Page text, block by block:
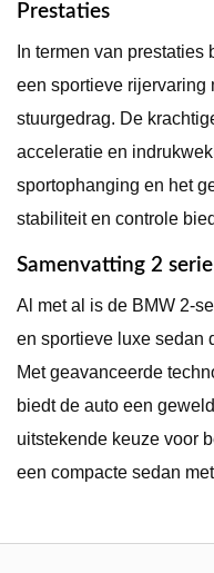
Prestaties
In termen van
een sportieve rijervaring
stuurgedrag. De
acceleratie en
sportophanging en het
stabiliteit en controle
Samenvatting 2
Al met al is de BMW 2-
en sportieve luxe sedan
Met geavanceerde
biedt de auto een
uitstekende keuze voor
een compacte sedan